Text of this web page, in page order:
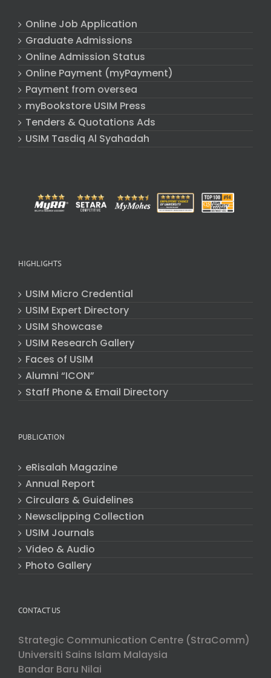
Online Job Application
Graduate Admissions
Online Admission Status
Online Payment (myPayment)
Payment from oversea
myBookstore USIM Press
Tenders & Quotations Ads
USIM Tasdiq Al Syahadah
HIGHLIGHTS
USIM Micro Credential
USIM Expert Directory
USIM Showcase
USIM Research Gallery
Faces of USIM
Alumni “ICON”
Staff Phone & Email Directory
PUBLICATION
eRisalah Magazine
Annual Report
Circulars & Guidelines
Newsclipping Collection
USIM Journals
Video & Audio
Photo Gallery
CONTACT US
Strategic Communication Centre (StraComm)
Universiti Sains Islam Malaysia
Bandar Baru Nilai